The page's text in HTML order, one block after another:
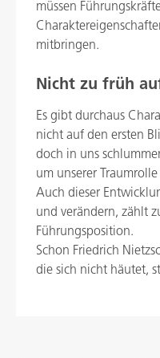
müssen
mitbringen.
Nicht zu früh
Es gibt durchaus
nicht auf den ersten
doch in uns
um unserer
Auch dieser
und verändern, zählt
Führungsposition.
Schon Friedrich
die sich nicht häutet,